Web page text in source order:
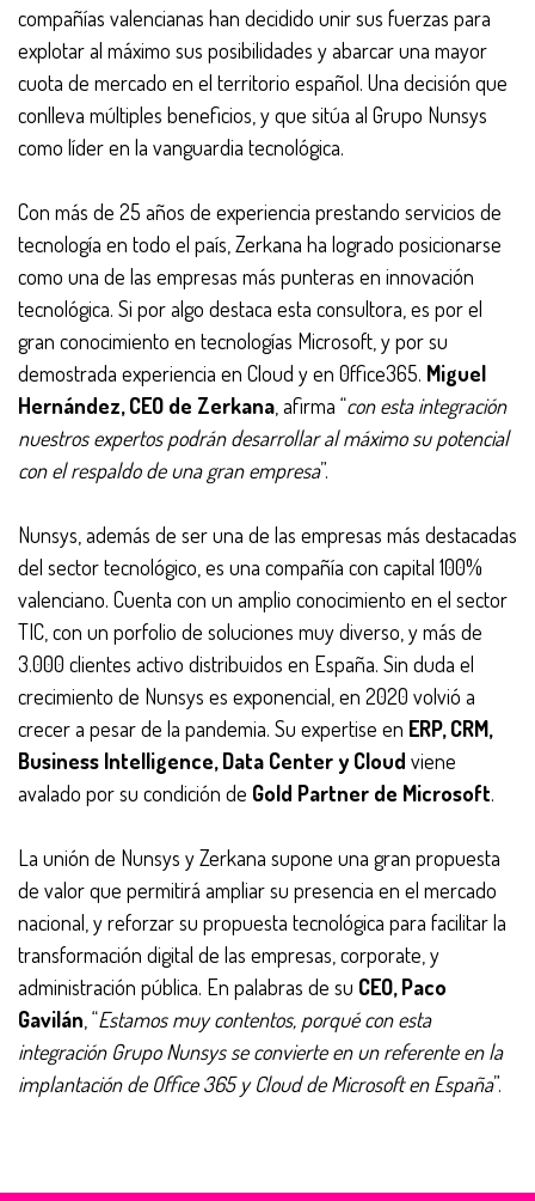
compañías valencianas han decidido unir sus fuerzas para
explotar al máximo sus posibilidades y abarcar una mayor
cuota de mercado en el territorio español. Una decisión que
conlleva múltiples beneficios, y que sitúa al Grupo Nunsys
como líder en la vanguardia tecnológica.
Con más de 25 años de experiencia prestando servicios de
tecnología en todo el país, Zerkana ha logrado posicionarse
como una de las empresas más punteras en innovación
tecnológica. Si por algo destaca esta consultora, es por el
gran conocimiento en tecnologías Microsoft, y por su
demostrada experiencia en Cloud y en 0ffice365. Miguel
Hernández, CEO de Zerkana , afirma “con esta integración
nuestros expertos podrán desarrollar al máximo su potencial
con el respaldo de una gran empresa”.
Nunsys, además de ser una de las empresas más destacadas
del sector tecnológico, es una compañía con capital 100%
valenciano. Cuenta con un amplio conocimiento en el sector
TIC, con un porfolio de soluciones muy diverso, y más de
3.000 clientes activo distribuidos en España. Sin duda el
crecimiento de Nunsys es exponencial, en 2020 volvió a
crecer a pesar de la pandemia. Su expertise en ERP, CRM,
Business Intelligence, Data Center y Cloud viene
avalado por su condición de Gold Partner de Microsoft.
La unión de Nunsys y Zerkana supone una gran propuesta
de valor que permitirá ampliar su presencia en el mercado
nacional, y reforzar su propuesta tecnológica para facilitar la
transformación digital de las empresas, corporate, y
administración pública. En palabras de su CEO, Paco
Gavilán , “Estamos muy contentos, porqué con esta
integración Grupo Nunsys se convierte en un referente en la
implantación de Office 365 y Cloud de Microsoft en España”.